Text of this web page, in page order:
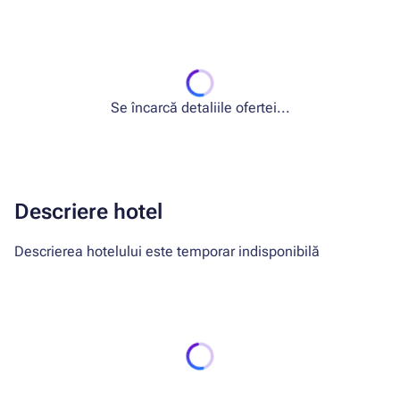
Se încarcă detaliile ofertei...
Descriere hotel
Descrierea hotelului este temporar indisponibilă